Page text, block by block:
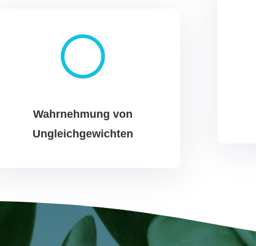
[
Wahrnehmung von
Ungleichgewichten